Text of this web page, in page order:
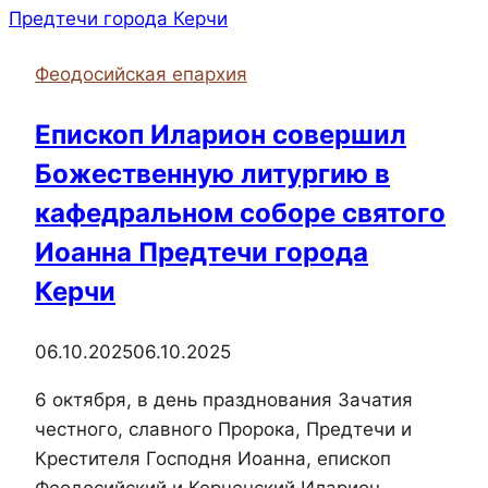
совершил
бдение
кафедральном
соборе
иконы
Божией
Феодосийская епархия
Епископ Иларион совершил
Божественную литургию в
кафедральном соборе святого
Иоанна Предтечи города
Керчи
06.10.202506.10.2025
6 октября, в день празднования Зачатия
честного, славного Пророка, Предтечи и
Крестителя Господня Иоанна, епископ